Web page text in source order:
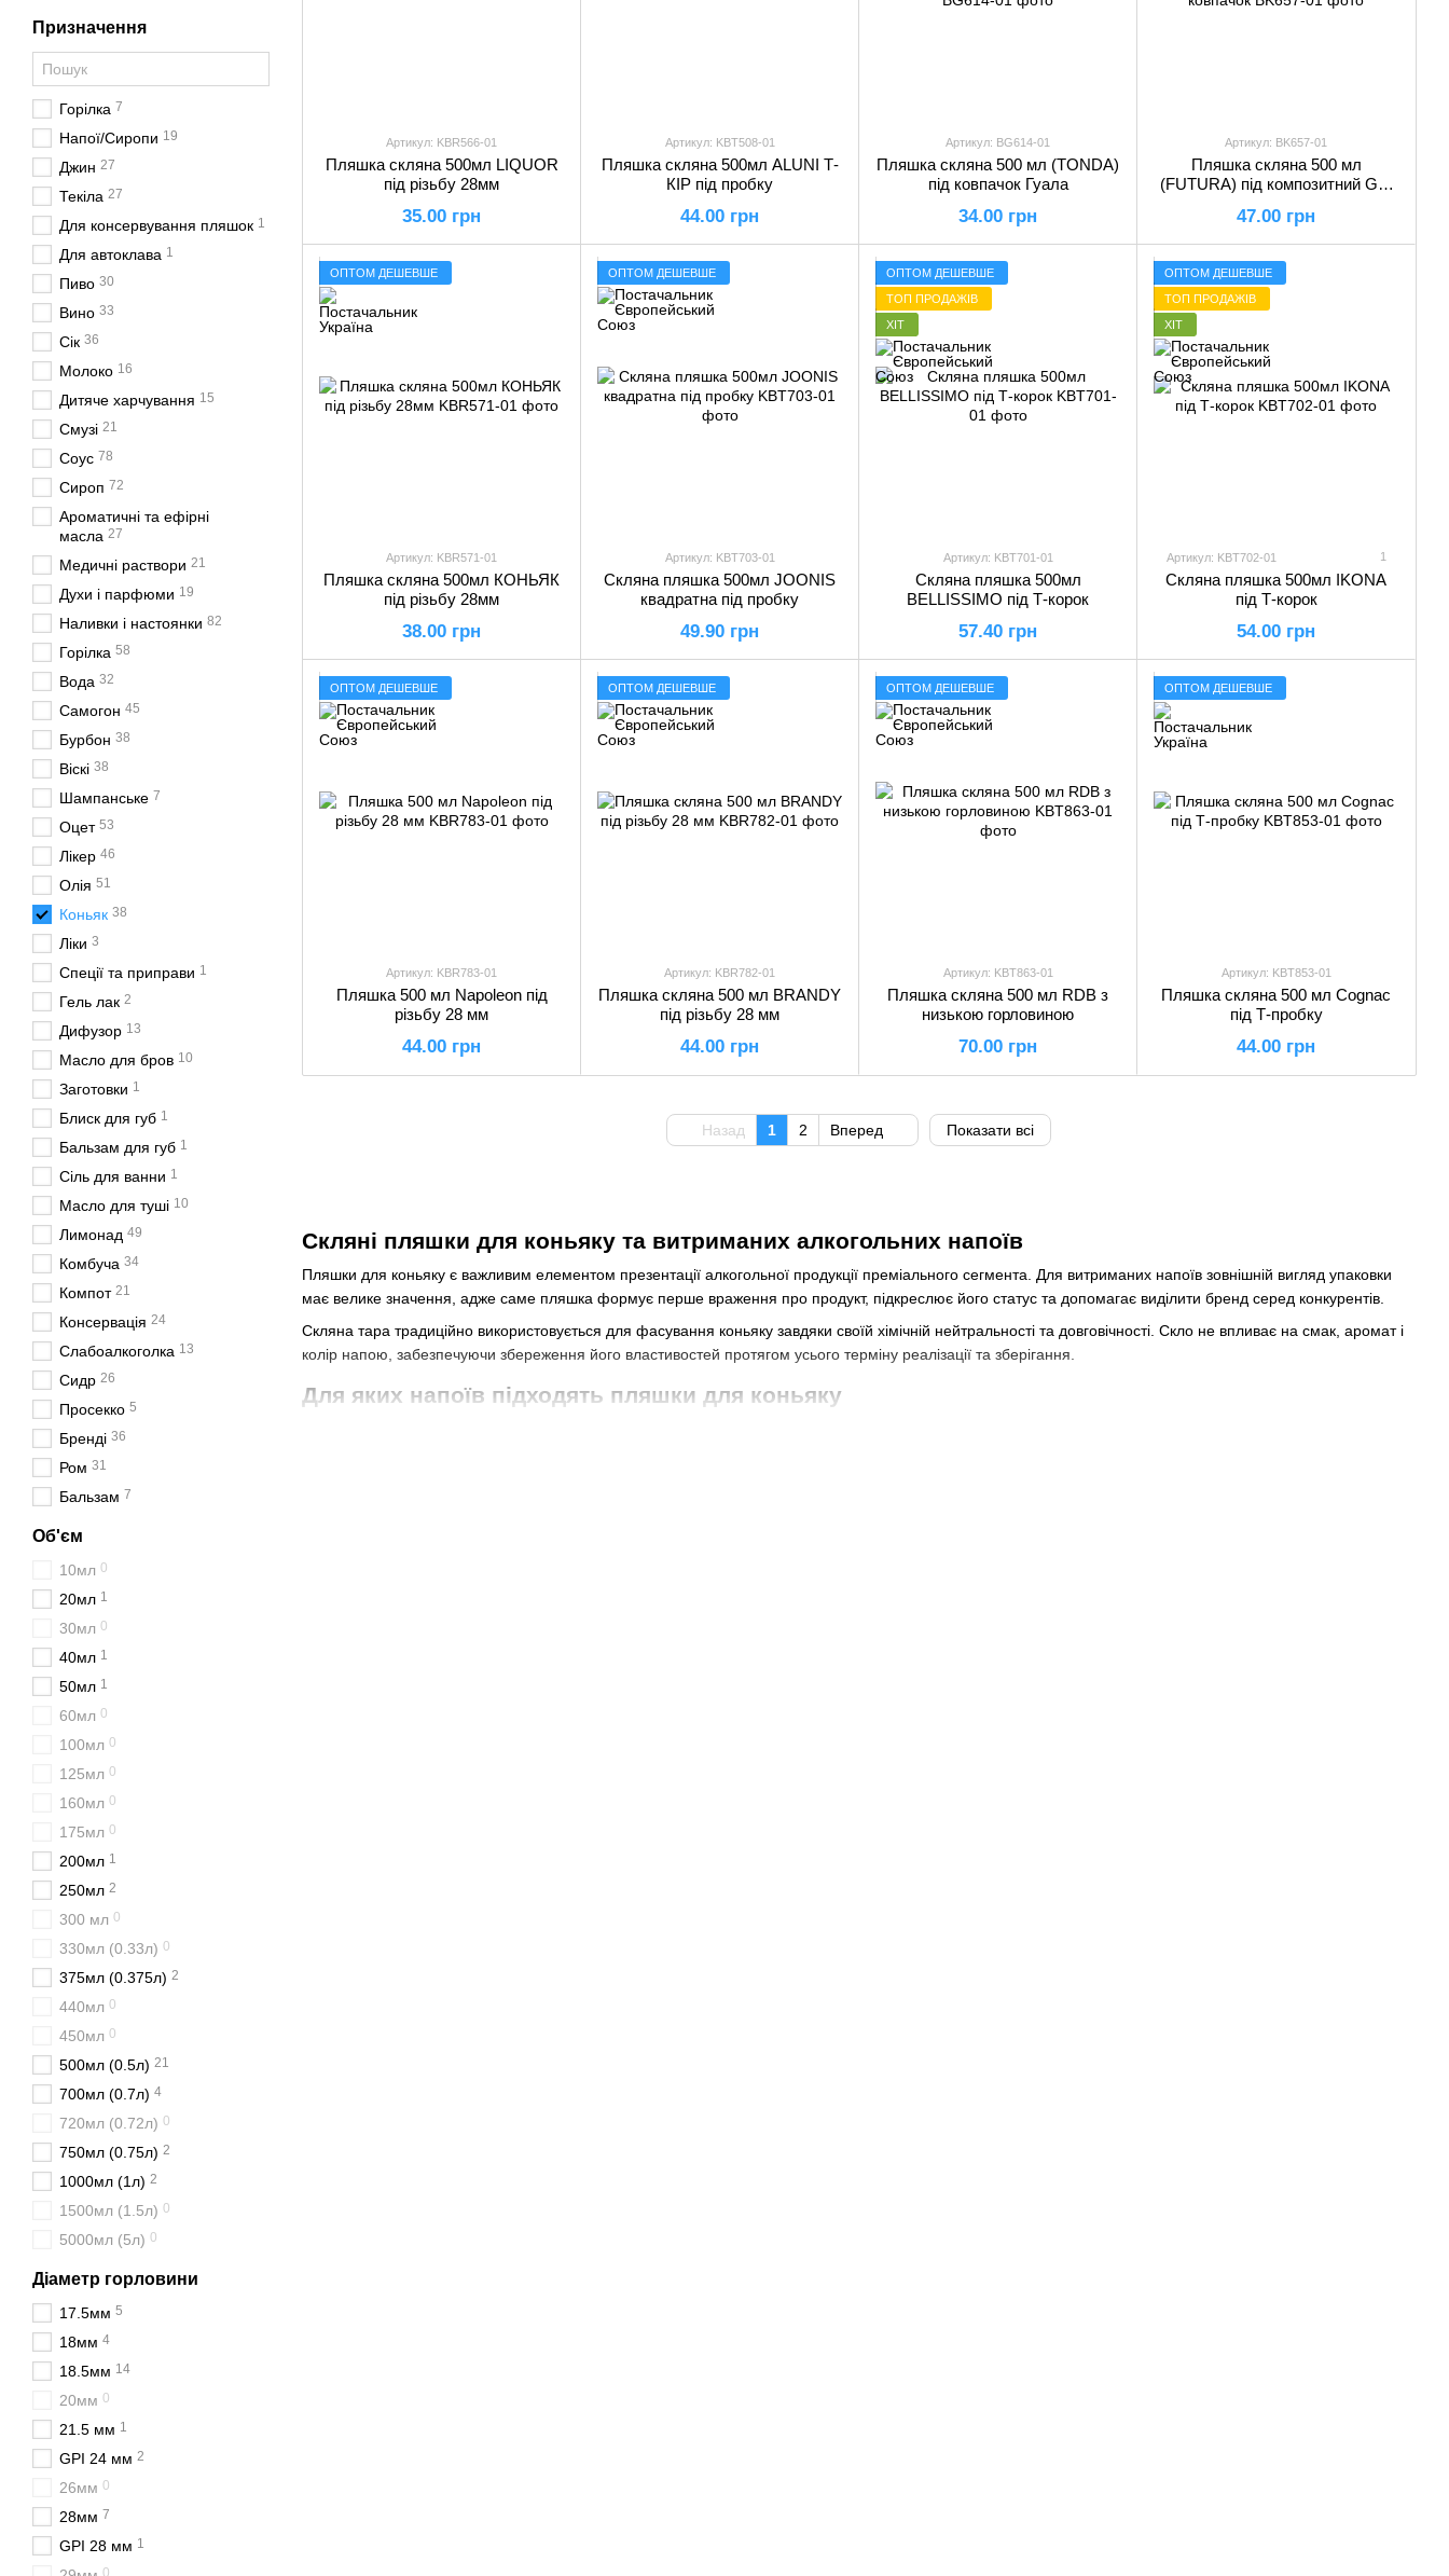
Скляні пляшки для коньяку та витриманих алкогольних напоїв
Пляшки для коньяку є важливим елементом презентації алкогольної продукції преміального сегмента. Для витриманих напоїв зовнішній вигляд упаковки
має велике значення, адже саме пляшка формує перше враження про продукт, підкреслює його статус та допомагає виділити бренд серед конкурентів.
Скляна тара традиційно використовується для фасування коньяку завдяки своїй хімічній нейтральності та довговічності. Скло не впливає на смак, аромат і
колір напою, забезпечуючи збереження його властивостей протягом усього терміну реалізації та зберігання.
Для яких напоїв підходять пляшки для коньяку
Артикул: KBR566-01
Пляшка скляна 500мл LIQUOR
під різьбу 28мм
35.00 грн
Артикул: KBT508-01
Пляшка скляна 500мл ALUNI Т-
КІР під пробку
44.00 грн
Артикул: BG614-01
Пляшка скляна 500 мл (TONDA)
під ковпачок Гуала
34.00 грн
Артикул: BK657-01
Пляшка скляна 500 мл
(FUTURA) під композитний GPI
47.00 грн
ОПТОМ ДЕШЕВШЕ
Артикул: KBR571-01
Пляшка скляна 500мл КОНЬЯК
під різьбу 28мм
38.00 грн
ОПТОМ ДЕШЕВШЕ
Артикул: KBT703-01
Скляна пляшка 500мл JOONIS
квадратна під пробку
49.90 грн
ОПТОМ ДЕШЕВШЕ
ТОП ПРОДАЖІВ
ХІТ
Артикул: KBT701-01
Скляна пляшка 500мл
BELLISSIMO під Т-корок
57.40 грн
ОПТОМ ДЕШЕВШЕ
ТОП ПРОДАЖІВ
ХІТ
Артикул: KBT702-01 1
Скляна пляшка 500мл IKONA
під Т-корок
54.00 грн
ОПТОМ ДЕШЕВШЕ
Артикул: KBR783-01
Пляшка 500 мл Napoleon під
різьбу 28 мм
44.00 грн
ОПТОМ ДЕШЕВШЕ
Артикул: KBR782-01
Пляшка скляна 500 мл BRANDY
під різьбу 28 мм
44.00 грн
ОПТОМ ДЕШЕВШЕ
Артикул: KBT863-01
Пляшка скляна 500 мл RDB з
низькою горловиною
70.00 грн
ОПТОМ ДЕШЕВШЕ
Артикул: KBT853-01
Пляшка скляна 500 мл Cognac
під Т-пробку
44.00 грн
Назад 1 2 Вперед Показати всі
Призначення
Горілка 7
Напої/Сиропи 19
Джин 27
Текіла 27
Для консервування пляшок 1
Для автоклава 1
Пиво 30
Вино 33
Сік 36
Молоко 16
Дитяче харчування 15
Смузі 21
Соус 78
Сироп 72
Ароматичні та ефірні
масла 27
Медичні раствори 21
Духи і парфюми 19
Наливки і настоянки 82
Горілка 58
Вода 32
Самогон 45
Бурбон 38
Віскі 38
Шампанське 7
Оцет 53
Лікер 46
Олія 51
Коньяк 38
Ліки 3
Спеції та приправи 1
Гель лак 2
Дифузор 13
Масло для бров 10
Заготовки 1
Блиск для губ 1
Бальзам для губ 1
Сіль для ванни 1
Масло для туші 10
Лимонад 49
Комбуча 34
Компот 21
Консервація 24
Слабоалкоголка 13
Сидр 26
Просекко 5
Бренді 36
Ром 31
Бальзам 7
Об'єм
10мл 0
20мл 1
30мл 0
40мл 1
50мл 1
60мл 0
100мл 0
125мл 0
160мл 0
175мл 0
200мл 1
250мл 2
300 мл 0
330мл (0.33л) 0
375мл (0.375л) 2
440мл 0
450мл 0
500мл (0.5л) 21
700мл (0.7л) 4
720мл (0.72л) 0
750мл (0.75л) 2
1000мл (1л) 2
1500мл (1.5л) 0
5000мл (5л) 0
Діаметр горловини
17.5мм 5
18мм 4
18.5мм 14
20мм 0
21.5 мм 1
GPI 24 мм 2
26мм 0
28мм 7
GPI 28 мм 1
0